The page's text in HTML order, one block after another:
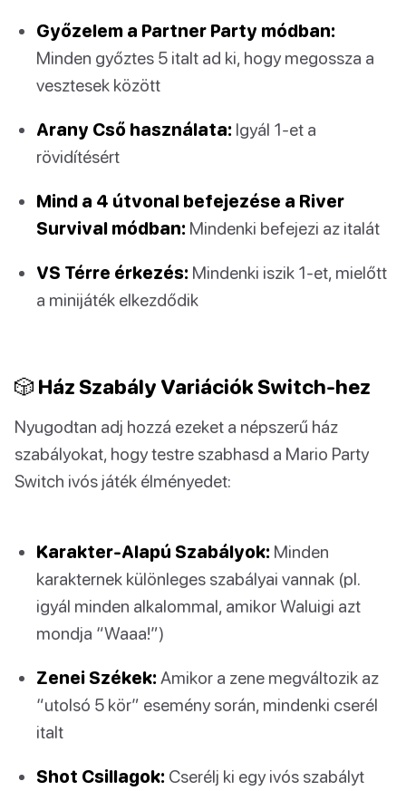
Győzelem a Partner Party módban:
Minden győztes 5 italt ad ki, hogy megossza a
vesztesek között
Arany Cső használata: Igyál 1-et a
rövidítésért
Mind a 4 útvonal befejezése a River
Survival módban: Mindenki befejezi az italát
VS Térre érkezés: Mindenki iszik 1-et, mielőtt
a minijáték elkezdődik
🎲 Ház Szabály Variációk Switch-hez
Nyugodtan adj hozzá ezeket a népszerű ház
szabályokat, hogy testre szabhasd a Mario Party
Switch ivós játék élményedet:
Karakter-Alapú Szabályok: Minden
karakternek különleges szabályai vannak (pl.
igyál minden alkalommal, amikor Waluigi azt
mondja “Waaa!”)
Zenei Székek: Amikor a zene megváltozik az
“utolsó 5 kör” esemény során, mindenki cserél
italt
Shot Csillagok: Cserélj ki egy ivós szabályt